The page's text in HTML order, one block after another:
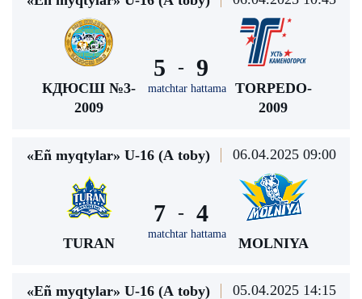
КДЮСШ №3-
2009
5 -
matchtar hattama
9
TORPEDO-
2009
«Eñ myqtylar» U-16 (А toby) 06.04.2025 09:00
TURAN
7 -
matchtar hattama
4
MOLNIYA
«Eñ myqtylar» U-16 (А toby) 05.04.2025 14:15